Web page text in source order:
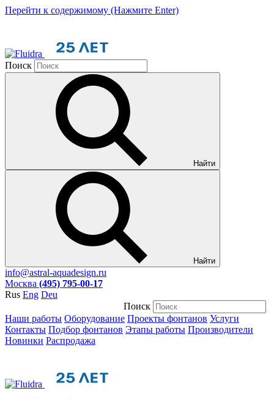
Перейти к содержимому (Нажмите Enter)
Поиск
Найти
Найти
info@astral-aquadesign.ru
Москва (495) 795-00-17
Rus Eng Deu
Поиск
Наши работы Оборудование Проекты фонтанов Услуги
Контакты Подбор фонтанов Этапы работы Производители
Новинки Распродажа